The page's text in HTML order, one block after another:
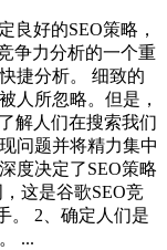
良好的SEO策略，
争力分析的一个重
捷分析。 细致的
人所忽略。但是，
解人们在搜索我们
问题并将精力集中
度决定了SEO策略
这是谷歌SEO竞
。 2、确定人们是
...